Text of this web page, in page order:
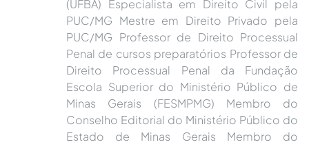
(UFBA) Especialista em Direito Civil pela
PUC/MG Mestre em Direito Privado pela
PUC/MG Professor de Direito Processual
Penal de cursos preparatórios Professor de
Direito Processual Penal da Fundação
Escola Superior do Ministério Público de
Minas Gerais (FESMPMG) Membro do
Conselho Editorial do Ministério Público do
Estado de Minas Gerais Membro do